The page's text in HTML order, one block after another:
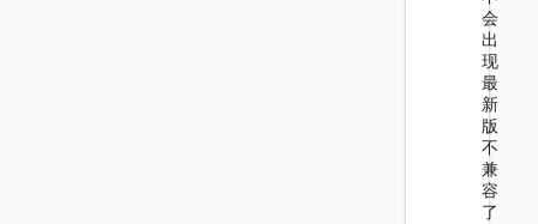
会
出
现
最
新
版
不
兼
容
了